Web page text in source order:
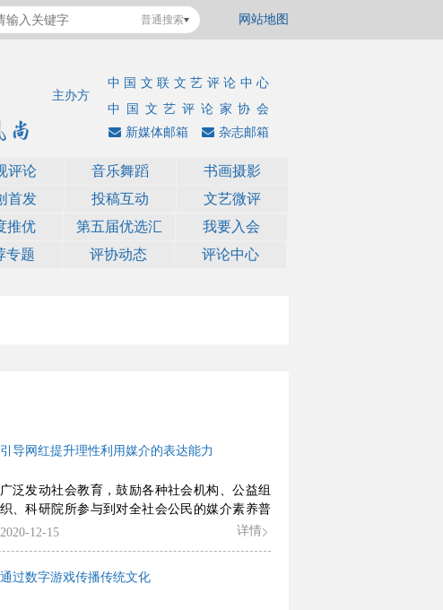
网站地图
普通搜索
中国文联文艺评论中心
中国文艺评论家协会
主办方
杂志邮箱
新媒体邮箱
评论 音乐舞蹈
书画摄影
首发 投稿互动
文艺微评
推优 第五届优选汇 我要入会
专题 评协动态 评论中心
引导网红提升理性利用媒介的表达能力
广泛发动社会教育，鼓励各种社会机构、公益组
织、科研院所参与到对全社会公民的媒介素养普
及之中，引导他们认识新媒体产业中的新变化，
理性利用媒介的表达能力。
2020-12-15 详情
通过数字游戏传播传统文化